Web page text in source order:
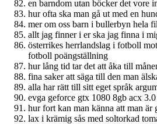
en barndom utan böcker det vore
hur ofta ska man gå ut med en
mer om oss barn i bullerbyn hela
allt jag finner i er ska jag finna i
österrikes herrlandslag i fotboll
fotboll poängställning
hur lång tid tar det att åka till
fina saker att säga till den man
alla har rätt till sitt eget språk
evga geforce gtx 1080 8gb acx
hur fort kan man känna att man är
lax i krämig sås med soltorkad